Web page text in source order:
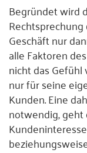
Begründet wird
Geschäft nur
alle Faktoren
nicht das
nur für seine
Kunden. Eine
notwendig, geht